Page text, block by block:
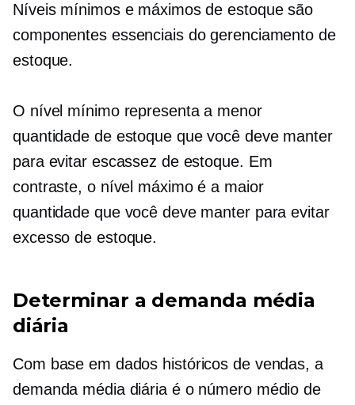
Níveis mínimos e máximos de estoque são
componentes essenciais do gerenciamento de
estoque.
O nível mínimo representa a menor
quantidade de estoque que você deve manter
para evitar escassez de estoque. Em
contraste, o nível máximo é a maior
quantidade que você deve manter para evitar
excesso de estoque.
Determinar a demanda média
diária
Com base em dados históricos de vendas, a
demanda média diária é o número médio de